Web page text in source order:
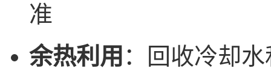
准
余热利用 ：回收冷却